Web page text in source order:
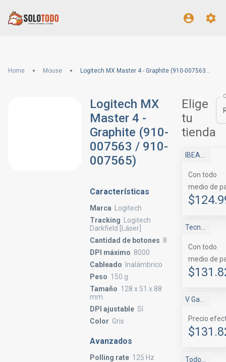
Home Mouse Logitech MX Master 4 - Graphite (910-007563 / 910-007565)
Logitech MX
Master 4 -
Graphite (910-
007563 / 910-
007565)
Características
Marca
Logitech
Tracking
Logitech
Darkfield [Láser]
Cantidad de botones 8
DPI máximo 8000
Cableado
Inalámbrico
Peso 150 g
Tamaño 128 x 51 x 88
mm.
DPI ajustable Sí
Color Gris
Avanzados
Polling rate 125 Hz
Elige
tu
tienda
IBEAM STORE
Con todo
medio de
Con todo
medio de
Precio